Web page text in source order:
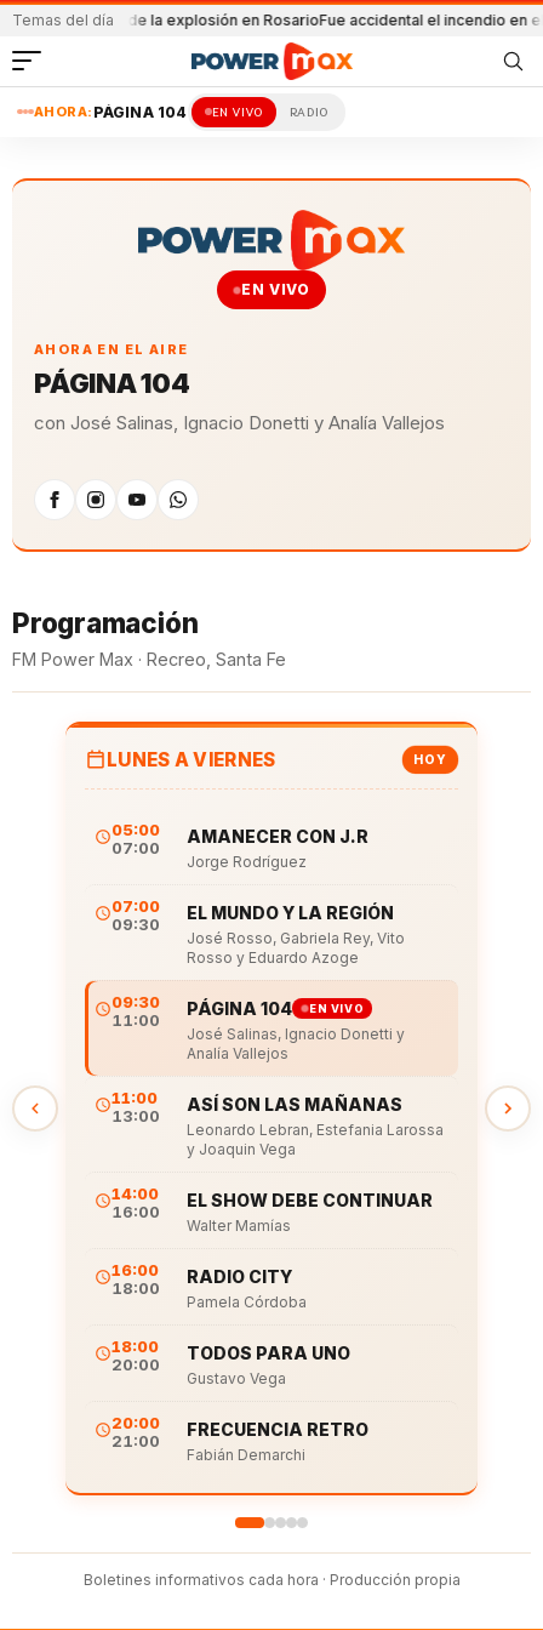
Temas del día
13 años de la explosión en RosarioFue accidental el incendio en el
AHORA: PÁGINA 104 EN VIVO RADIO
EN VIVO
AHORA EN EL AIRE
PÁGINA 104
con José Salinas, Ignacio Donetti y Analía Vallejos
Programación
FM Power Max · Recreo, Santa Fe
LUNES A VIERNES HOY
05:00
07:00
AMANECER CON J.R
Jorge Rodríguez
07:00
09:30
EL MUNDO Y LA REGIÓN
José Rosso, Gabriela Rey, Vito
Rosso y Eduardo Azoge
09:30
11:00
PÁGINA 104 EN VIVO
José Salinas, Ignacio Donetti y
Analía Vallejos
11:00
13:00
ASÍ SON LAS MAÑANAS
Leonardo Lebran, Estefania Larossa
y Joaquin Vega
14:00
16:00
EL SHOW DEBE CONTINUAR
Walter Mamías
16:00
18:00
RADIO CITY
Pamela Córdoba
18:00
20:00
TODOS PARA UNO
Gustavo Vega
20:00
21:00
FRECUENCIA RETRO
Fabián Demarchi
Boletines informativos cada hora · Producción propia